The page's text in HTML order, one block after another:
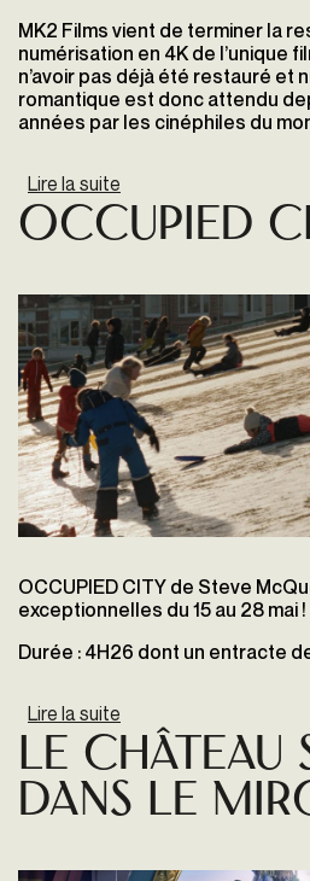
MK2 Films vient de terminer la
numérisation en 4K de l’unique
n’avoir pas déjà été restauré et
romantique est donc attendu
années par les cinéphiles du
Lire la suite
OCCUPIED
OCCUPIED CITY de Steve
exceptionnelles du 15 au 28 mai !
Durée : 4H26 dont un entracte
Lire la suite
Le
dans le